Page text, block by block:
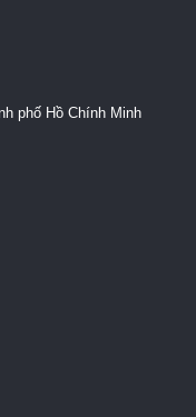
phố Hồ Chính Minh